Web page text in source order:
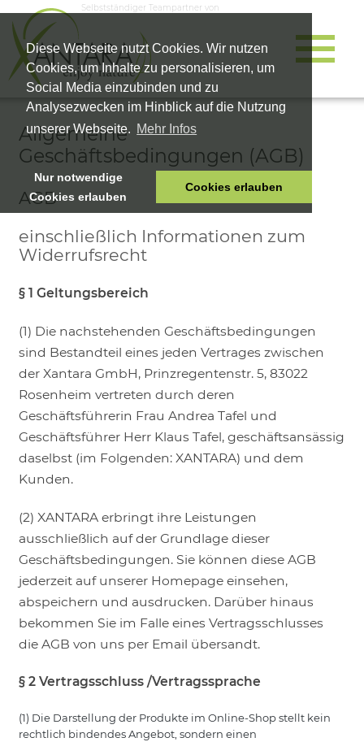
Diese Webseite nutzt Cookies. Wir nutzen
Cookies, um Inhalte zu personalisieren, um
Social Media einzubinden und zu
Analysezwecken im Hinblick auf die Nutzung
unserer Webseite. Mehr Infos
Nur notwendige
Cookies erlauben
Cookies erlauben
Selbstständiger Teampartner von
HOME
VITALPRODUKTE
SHOP
KARRIERE
Allgemeine
Geschäftsbedingungen (AGB)
AGB
einschließlich Informationen zum
Widerrufsrecht
§ 1 Geltungsbereich
(1) Die nachstehenden Geschäftsbedingungen
sind Bestandteil eines jeden Vertrages zwischen
der Xantara GmbH, Prinzregentenstr. 5, 83022
Rosenheim vertreten durch deren
Geschäftsführerin Frau Andrea Tafel und
Geschäftsführer Herr Klaus Tafel, geschäftsansässig
daselbst (im Folgenden: XANTARA) und dem
Kunden.
(2) XANTARA erbringt ihre Leistungen
ausschließlich auf der Grundlage dieser
Geschäftsbedingungen. Sie können diese AGB
jederzeit auf unserer Homepage einsehen,
abspeichern und ausdrucken. Darüber hinaus
bekommen Sie im Falle eines Vertragsschlusses
die AGB von uns per Email übersandt.
§ 2 Vertragsschluss /Vertragssprache
(1) Die Darstellung der Produkte im Online-Shop stellt kein
rechtlich bindendes Angebot, sondern einen